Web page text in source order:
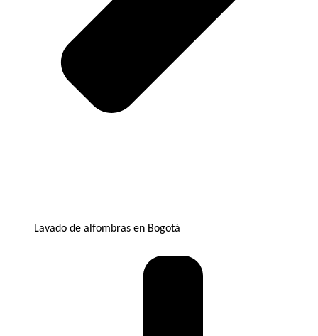
Lavado de alfombras en Bogotá